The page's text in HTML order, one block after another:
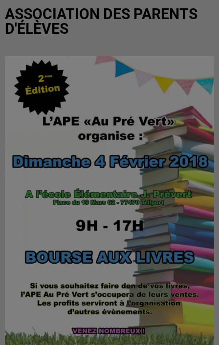
ASSOCIATION DES PARENTS
D'ÉLÈVES